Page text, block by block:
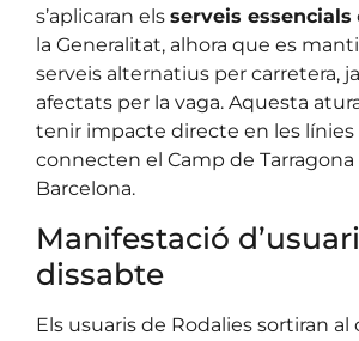
s’aplicaran els serveis essencials
la Generalitat, alhora que es
serveis alternatius per carretera,
afectats per la vaga. Aquesta
tenir impacte directe en les línies
connecten el Camp de
Barcelona.
Manifestació
dissabte
Els usuaris de Rodalies sortiran al